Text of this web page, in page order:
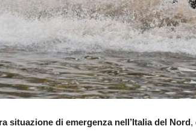
situazione di emergenza nell’Italia del Nord,